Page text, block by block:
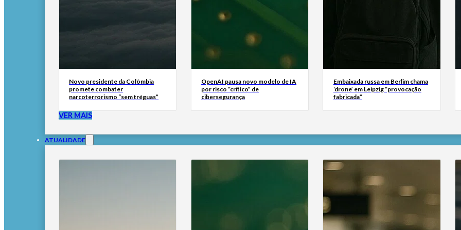
Novo presidente da Colômbia
promete combater
narcoterrorismo “sem tréguas”
OpenAI pausa novo modelo de IA
por risco “crítico” de
cibersegurança
Embaixada russa em Berlim chama
‘drone’ em Leipzig “provocação
fabricada”
VER MAIS
ATUALIDADE